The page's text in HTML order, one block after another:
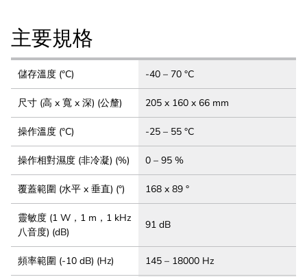
主要規格
儲存溫度 (°C) -40 – 70 °C
尺寸 (高 x 寬 x 深) (公釐) 205 x 160 x 66 mm
操作溫度 (°C) -25 – 55 °C
操作相對濕度 (非冷凝) (%) 0 – 95 %
覆蓋範圍 (水平 x 垂直) (°) 168 x 89 °
靈敏度 (1 W，1 m，1 kHz
八音度) (dB)
91 dB
頻率範圍 (-10 dB) (Hz) 145 – 18000 Hz